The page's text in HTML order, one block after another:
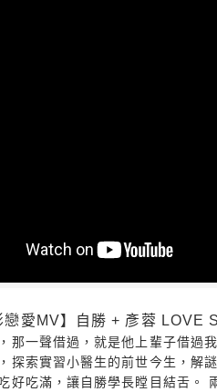
戀愛MV】自勝 + 彥蓉 LOVE
，那一聲借過，就是他上輩子借
探索實習小醫生的前世今生，解
好吃滿，讓自勝學長瞠目結舌。